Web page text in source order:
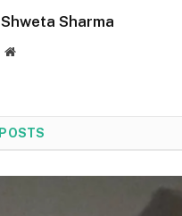
Shweta Sharma
Website
POSTS